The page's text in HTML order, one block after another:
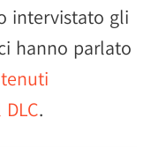
intervistato gli
hanno parlato
.